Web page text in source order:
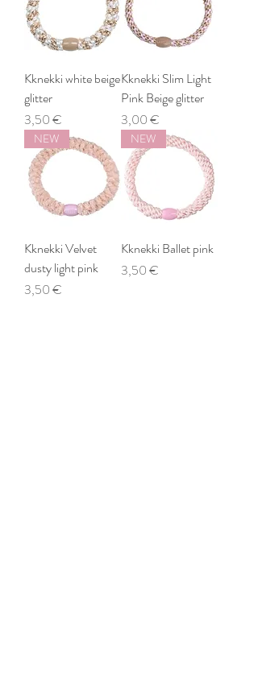
Kknekki white beige
glitter
Preis
3,50 €
Kknekki Slim Light
Pink Beige glitter
Preis
3,00 €
NEW
Kknekki Velvet
dusty light pink
Preis
3,50 €
NEW
Kknekki Ballet pink
Preis
3,50 €